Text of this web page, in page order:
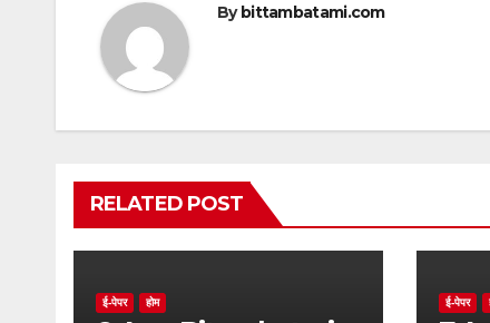
Bybittambatami.com
RELATED POST
ई-पेपर होम ई-पेपर